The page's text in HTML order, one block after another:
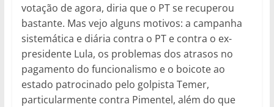
votação de agora, diria que o PT se recuperou
bastante. Mas vejo alguns motivos: a campanha
sistemática e diária contra o PT e contra o ex-
presidente Lula, os problemas dos atrasos no
pagamento do funcionalismo e o boicote ao
estado patrocinado pelo golpista Temer,
particularmente contra Pimentel, além do que